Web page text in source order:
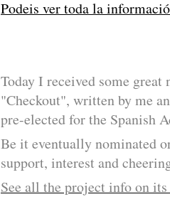
Podeis ver toda la
Today I received some
"Checkout", written by me
pre-elected for the Spanish
Be it eventually nominated
support, interest and
See all the project info on